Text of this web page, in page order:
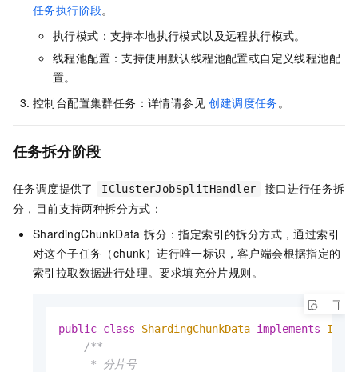
任务执行阶段。
执行模式：支持本地执行模式以及远程执行模式。
线程池配置：支持使用默认线程池配置或自定义线程池配
置。
控制台配置集群任务：详情请参见创建调度任务。
任务拆分阶段
任务调度提供了 IClusterJobSplitHandler
接口进行任务拆
分，目前支持两种拆分方式：
ShardingChunkData 拆分：指定索引的拆分方式，通过索引
对这个子任务（chunk）进行唯一标识，客户端会根据指定的
索引拉取数据进行处理。要求填充分片规则。
public class ShardingChunkData implements
/**
     * 分片号